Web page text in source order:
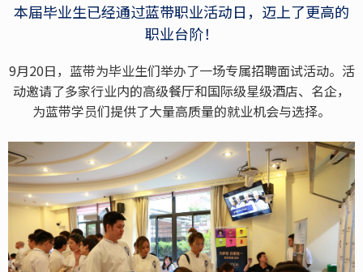
本届毕业生已经通过蓝带职业活动日，迈上了更高的
职业台阶！
9月20日，蓝带为毕业生们举办了一场专属招聘面试活动。活
动邀请了多家行业内的高级餐厅和国际级星级酒店、名企，
为蓝带学员们提供了大量高质量的就业机会与选择。